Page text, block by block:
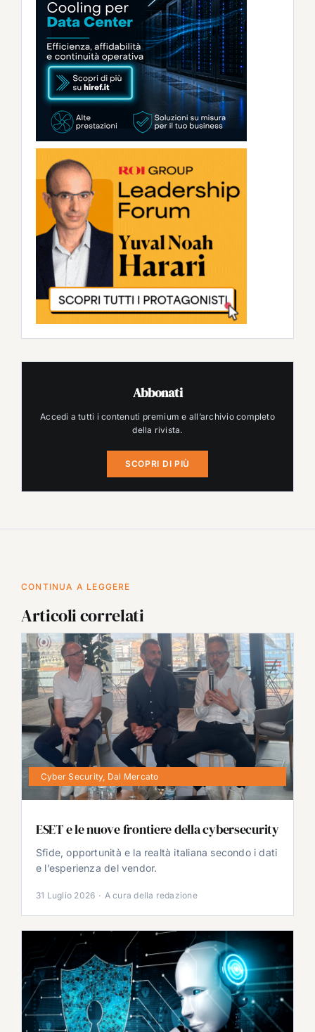
Abbonati
Accedi a tutti i contenuti premium e all’archivio completo
della rivista.
SCOPRI DI PIÙ
CONTINUA A LEGGERE
Articoli correlati
Cyber Security, Dal Mercato
ESET e le nuove frontiere della cybersecurity
Sfide, opportunità e la realtà italiana secondo i dati
e l’esperienza del vendor.
31 Luglio 2026 · A cura della redazione